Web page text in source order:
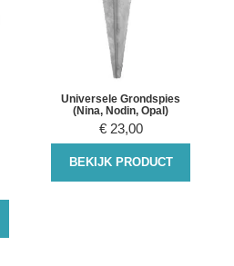
Universele Grondspies
(Nina, Nodin, Opal)
€ 23,00
BEKIJK PRODUCT